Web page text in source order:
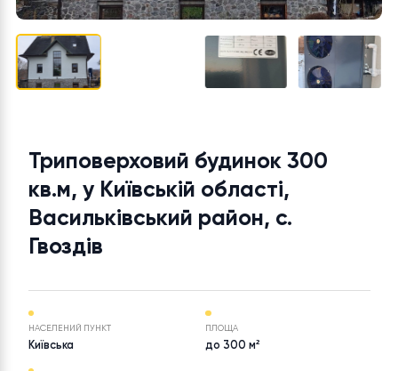
Триповерховий будинок 300
кв.м, у Київській області,
Васильківський район, с.
Гвоздів